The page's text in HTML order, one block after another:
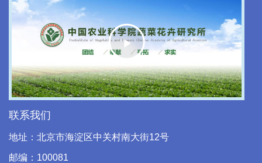
Play
Video
联系我们
地址：北京市海淀区中关村南大街12号
邮编：100081